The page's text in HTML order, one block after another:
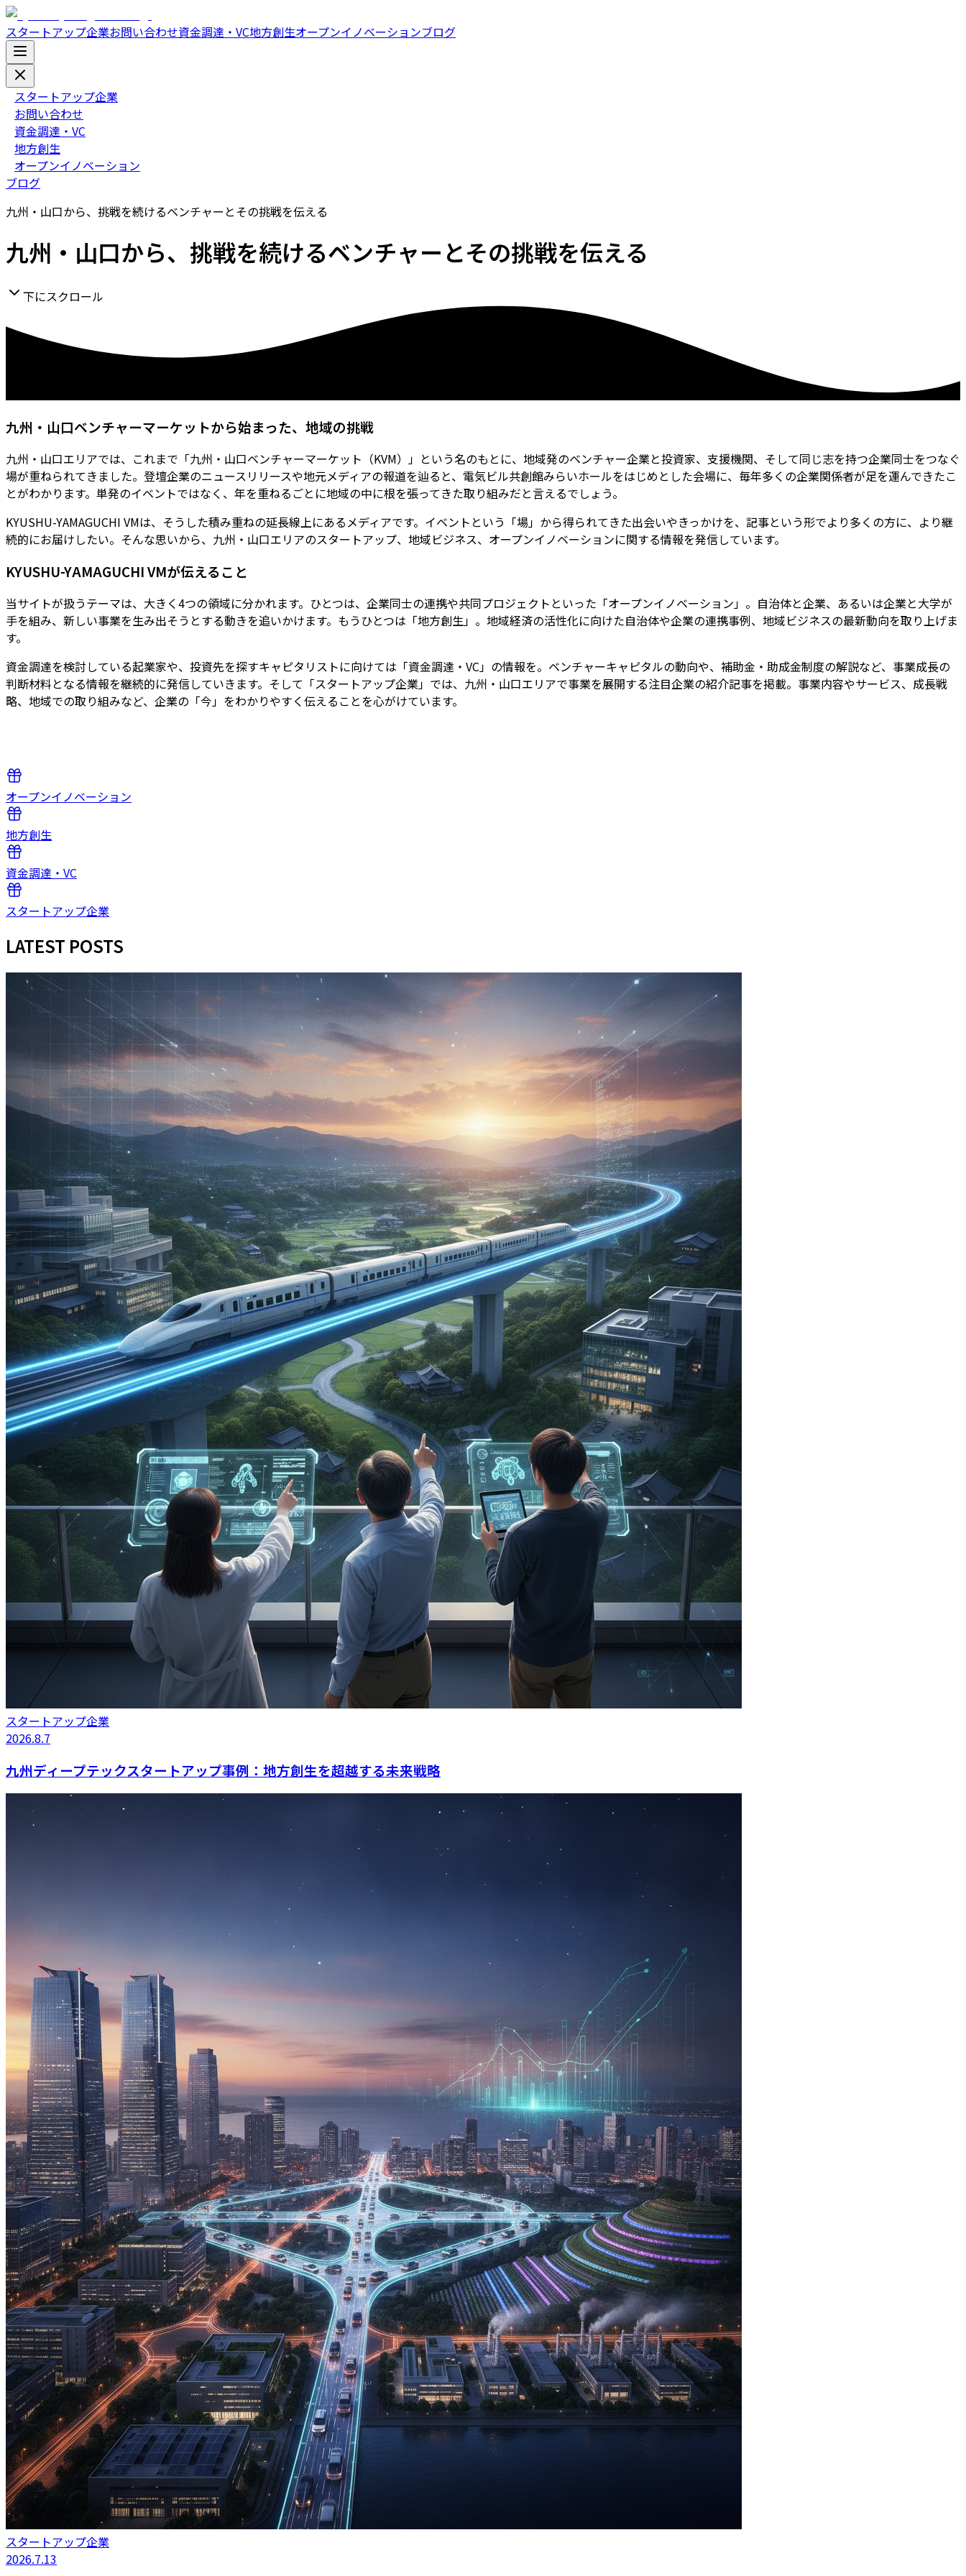
スタートアップ企業お問い合わせ資金調達・VC地方創生オープンイノベーションブログ
スタートアップ企業
お問い合わせ
資金調達・VC
地方創生
オープンイノベーション
ブログ
九州・山口から、挑戦を続けるベンチャーとその挑戦を伝える
九州・山口から、挑戦を続けるベンチャーとその挑戦を伝える
下にスクロール
九州・山口ベンチャーマーケットから始まった、地域の挑戦
九州・山口エリアでは、これまで「九州・山口ベンチャーマーケット（KVM）」という名のもとに、地域発のベンチャー企業と投資家、支援機関、そして同じ志を持つ企業同士をつなぐ
場が重ねられてきました。登壇企業のニュースリリースや地元メディアの報道を辿ると、電気ビル共創館みらいホールをはじめとした会場に、毎年多くの企業関係者が足を運んできたこ
とがわかります。単発のイベントではなく、年を重ねるごとに地域の中に根を張ってきた取り組みだと言えるでしょう。
KYUSHU-YAMAGUCHI VMは、そうした積み重ねの延長線上にあるメディアです。イベントという「場」から得られてきた出会いやきっかけを、記事という形でより多くの方に、より継
続的にお届けしたい。そんな思いから、九州・山口エリアのスタートアップ、地域ビジネス、オープンイノベーションに関する情報を発信しています。
KYUSHU-YAMAGUCHI VMが伝えること
当サイトが扱うテーマは、大きく4つの領域に分かれます。ひとつは、企業同士の連携や共同プロジェクトといった「オープンイノベーション」。自治体と企業、あるいは企業と大学が
手を組み、新しい事業を生み出そうとする動きを追いかけます。もうひとつは「地方創生」。地域経済の活性化に向けた自治体や企業の連携事例、地域ビジネスの最新動向を取り上げま
す。
資金調達を検討している起業家や、投資先を探すキャピタリストに向けては「資金調達・VC」の情報を。ベンチャーキャピタルの動向や、補助金・助成金制度の解説など、事業成長の
判断材料となる情報を継続的に発信していきます。そして「スタートアップ企業」では、九州・山口エリアで事業を展開する注目企業の紹介記事を掲載。事業内容やサービス、成長戦
略、地域での取り組みなど、企業の「今」をわかりやすく伝えることを心がけています。
オープンイノベーション
地方創生
資金調達・VC
スタートアップ企業
LATEST POSTS
スタートアップ企業
2026.8.7
九州ディープテックスタートアップ事例：地方創生を超越する未来戦略
スタートアップ企業
2026.7.13